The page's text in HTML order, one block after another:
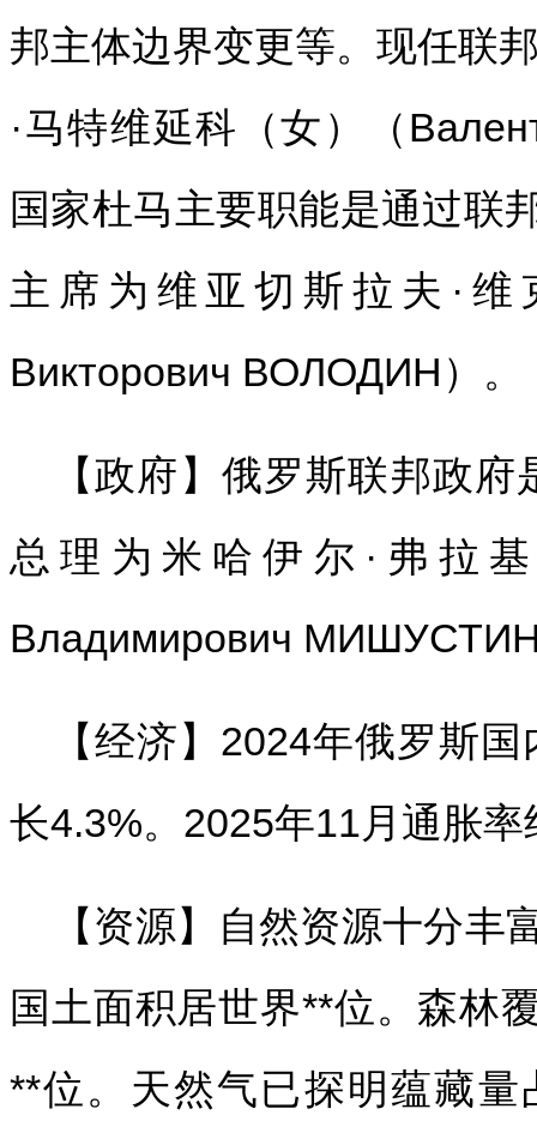
邦主体边界变更等。现任联
·马特维延科（女）（
国家杜马主要职能是通过联
主席为维亚切斯拉夫·维
Викторович ВОЛОДИН）。
【政府】俄罗斯联邦政
总理为米哈伊尔·弗拉
Владимирович
【经济】2024年俄罗斯
长4.3%。2025年11月通胀率
【资源】自然资源十分
国土面积居世界**位。森林
**位。天然气已探明蕴藏